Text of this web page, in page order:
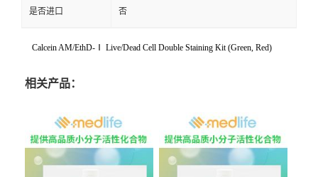
是否进口 否
Calcein AM/EthD-Ⅰ Live/Dead Cell Double Staining Kit (Green, Red)
相关产品：